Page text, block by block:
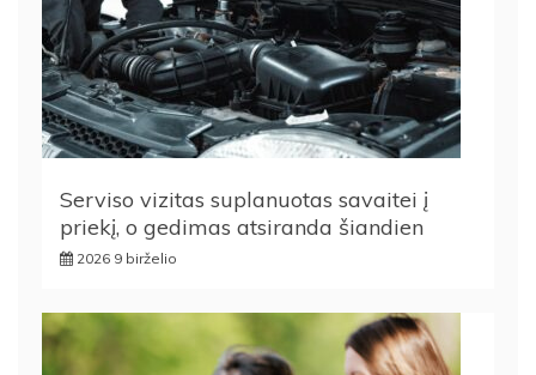
Serviso vizitas suplanuotas savaitei į
priekį, o gedimas atsiranda šiandien
2026 9 birželio